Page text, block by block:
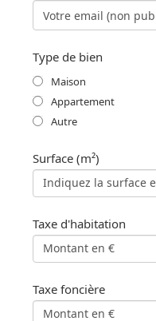
Type de bien
Maison
Appartement
Autre
Surface (m²)
Taxe d'habitation
Taxe foncière